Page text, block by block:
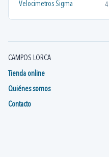
Velocimetros Sigma 4
CAMPOS LORCA
Tienda online
Quiénes somos
Contacto